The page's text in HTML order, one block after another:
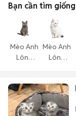
Bạn cần tìm
Mèo Anh
Lông
Mèo Anh
Lông